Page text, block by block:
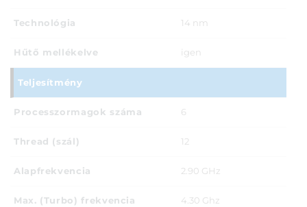
Technológia 14 nm
Hűtő mellékelve igen
Teljesítmény
Processzormagok száma 6
Thread (szál) 12
Alapfrekvencia 2.90 GHz
Max. (Turbo) frekvencia 4.30 Ghz